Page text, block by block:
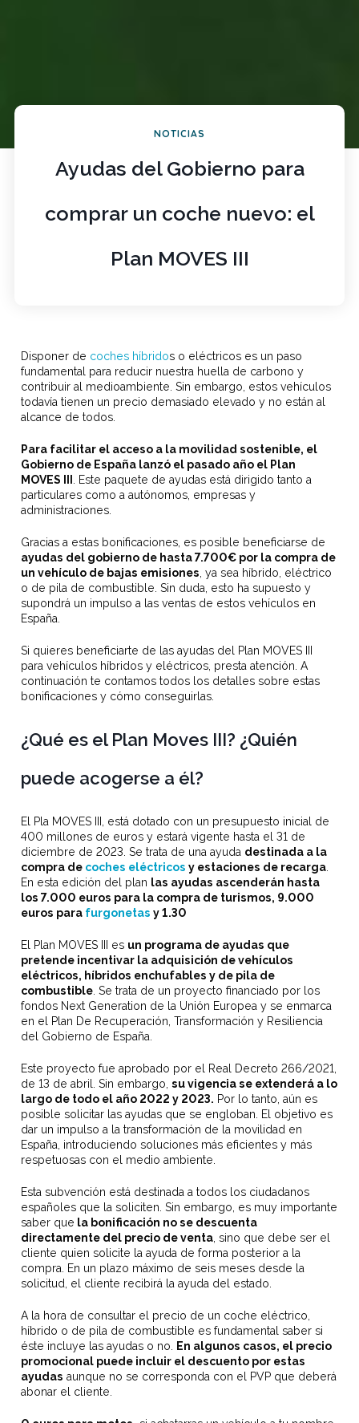
NOTICIAS
Ayudas del Gobierno para
comprar un coche nuevo: el
Plan MOVES III
Disponer de coches híbridos o eléctricos es un paso
fundamental para reducir nuestra huella de carbono y
contribuir al medioambiente. Sin embargo, estos vehículos
todavía tienen un precio demasiado elevado y no están al
alcance de todos.
Para facilitar el acceso a la movilidad sostenible, el
Gobierno de España lanzó el pasado año el Plan
MOVES III
. Este paquete de ayudas está dirigido tanto a
particulares como a autónomos, empresas y
administraciones.
Gracias a estas bonificaciones, es posible beneficiarse de
ayudas del gobierno de hasta 7.700€ por la compra de
un vehículo de bajas emisiones , ya sea híbrido, eléctrico
o de pila de combustible. Sin duda, esto ha supuesto y
supondrá un impulso a las ventas de estos vehículos en
España.
Si quieres beneficiarte de las ayudas del Plan MOVES III
para vehículos híbridos y eléctricos, presta atención. A
continuación te contamos todos los detalles sobre estas
bonificaciones y cómo conseguirlas.
¿Qué es el Plan Moves III? ¿Quién
puede acogerse a él?
El Pla MOVES III, está dotado con un presupuesto inicial de
400 millones de euros y estará vigente hasta el 31 de
diciembre de 2023. Se trata de una ayuda destinada a la
compra de coches eléctricos y estaciones de recarga
En esta edición del plan las ayudas ascenderán hasta
los 7.000 euros para la compra de turismos, 9.000
euros para furgonetas y 1.30
El Plan MOVES III es un programa de ayudas que
pretende incentivar la adquisición de vehículos
eléctricos, híbridos enchufables y de pila de
combustible . Se trata de un proyecto financiado por los
fondos Next Generation de la Unión Europea y se enmarca
en el Plan De Recuperación, Transformación y Resiliencia
del Gobierno de España.
Este proyecto fue aprobado por el Real Decreto 266/2021,
de 13 de abril. Sin embargo, su vigencia se extenderá a lo
largo de todo el año 2022 y 2023. Por lo tanto, aún es
posible solicitar las ayudas que se engloban. El objetivo es
dar un impulso a la transformación de la movilidad en
España, introduciendo soluciones más eficientes y más
respetuosas con el medio ambiente.
Esta subvención está destinada a todos los ciudadanos
españoles que la soliciten. Sin embargo, es muy importante
saber que la bonificación no se descuenta
directamente del precio de venta , sino que debe ser el
cliente quien solicite la ayuda de forma posterior a la
compra. En un plazo máximo de seis meses desde la
solicitud, el cliente recibirá la ayuda del estado.
A la hora de consultar el precio de un coche eléctrico,
híbrido o de pila de combustible es fundamental saber si
éste incluye las ayudas o no.
En algunos casos, el precio
promocional puede incluir el descuento por estas
ayudas aunque no se corresponda con el PVP que deberá
abonar el cliente.